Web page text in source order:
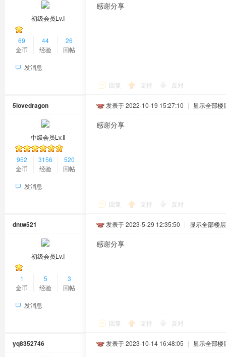
初级会员Lv.Ⅰ
69
金币
44
经验
26
回帖
发消息
感谢分享
回复 支持 反对
5lovedragon
中级会员Lv.Ⅱ
952
金币
3156
经验
520
回帖
发消息
发表于 2022-10-19 15:27:10 | 显示全部楼
感谢分享
回复 支持 反对
dntw521
初级会员Lv.Ⅰ
1
金币
5
经验
3
回帖
发消息
发表于 2023-5-29 12:35:50 | 显示全部楼层
感谢分享
回复 支持 反对
yq8352746 发表于 2023-10-14 16:48:05 | 显示全部楼